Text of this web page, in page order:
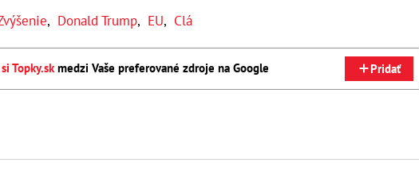
, Donald Trump, EU, Clá
Topky.skmedzi Vaše preferované zdroje na Google Pridať